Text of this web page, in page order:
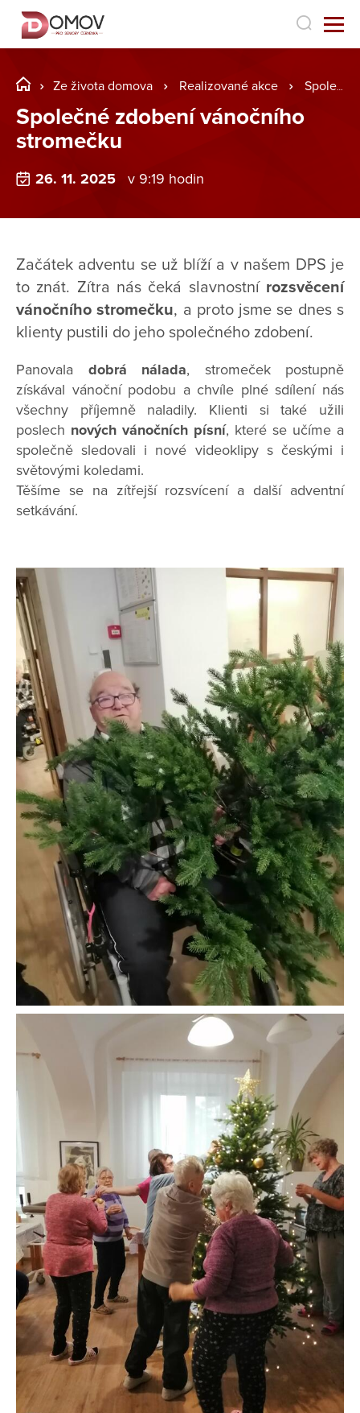
Ze života domova Realizované akce Společné zdobení vánočního stromečku
Společné zdobení vánočního
stromečku
26. 11. 2025 v 9:19 hodin
Začátek adventu se už blíží a v našem DPS je
to znát. Zítra nás čeká slavnostní rozsvěcení
vánočního stromečku, a proto jsme se dnes s
klienty pustili do jeho společného zdobení.
Panovala dobrá nálada, stromeček postupně
získával vánoční podobu a chvíle plné sdílení nás
všechny příjemně naladily. Klienti si také užili
poslech nových vánočních písní, které se učíme a
společně sledovali i nové videoklipy s českými i
světovými koledami.
Těšíme se na zítřejší rozsvícení a další adventní
setkávání.